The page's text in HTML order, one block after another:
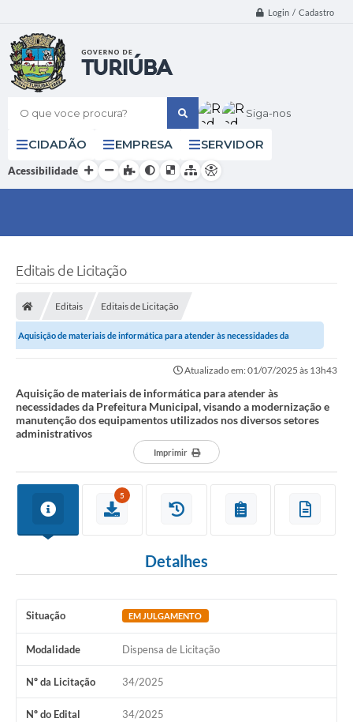
Login / Cadastro
O que voce procura? Siga-nos
CIDADÃO EMPRESA SERVIDOR
Acessibilidade
Editais de Licitação
Editais Editais de Licitação
Aquisição de materiais de informática para atender às necessidades da
Atualizado em: 01/07/2025 às 13h43
Aquisição de materiais de informática para atender às
necessidades da Prefeitura Municipal, visando a modernização e
manutenção dos equipamentos utilizados nos diversos setores
administrativos
Imprimir
5
Detalhes
Situação EM JULGAMENTO
Modalidade Dispensa de Licitação
Nº da Licitação 34/2025
Nº do Edital 34/2025